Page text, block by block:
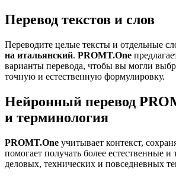
Перевод текстов и слов
Переводите целые тексты и отдельные
на итальянский. PROMT.One
варианты перевода, чтобы вы могли
точную и естественную формулировку.
Нейронный перевод
и терминология
PROMT.One учитывает контекст,
помогает получать более естественные
деловых, технических и повседневных